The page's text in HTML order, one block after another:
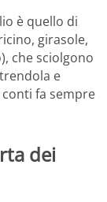
è quello di
girasole,
che sciolgono
e
fa sempre
dei